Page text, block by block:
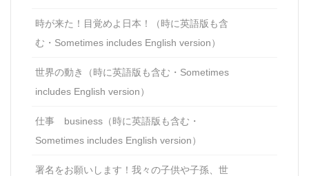
時が来た！目覚めよ日本！（時に英語版も含
む・Sometimes includes English version）
世界の動き（時に英語版も含む・Sometimes
includes English version）
仕事 business（時に英語版も含む・
Sometimes includes English version）
署名をお願いします！我々の子供や子孫、世